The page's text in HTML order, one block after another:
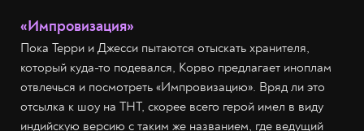
«Импровизация»
Пока Терри и Джесси пытаются отыскать хранителя,
который куда-то подевался, Корво предлагает иноплам
отвлечься и посмотреть «Импровизацию». Вряд ли это
отсылка к шоу на ТНТ, скорее всего герой имел в виду
индийскую версию с таким же названием, где ведущий